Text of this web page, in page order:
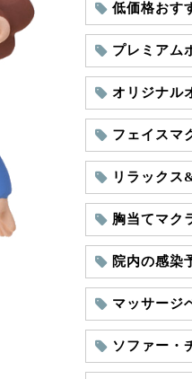
低価格おす
プレミアム
オリジナル
フェイスマ
リラックス
胸当てマク
院内の感染
マッサージ
ソファー・